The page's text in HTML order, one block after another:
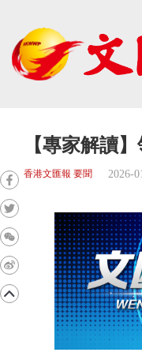
【專家解讀
香港文匯報 要聞 2026-